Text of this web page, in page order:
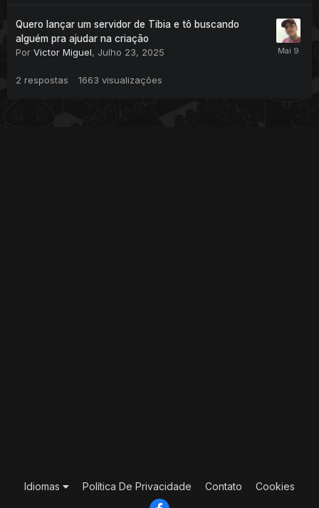
Quero lançar um servidor de Tibia e tô buscando
alguém pra ajudar na criação
Por Victor Miguel, Julho 23, 2025
2 respostas 1663 visualizações
Idiomas Política De Privacidade Contato Cookies